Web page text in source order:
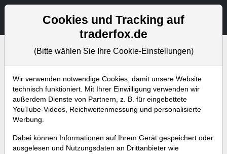
Aktien- und Artikelsuche
Bevorstehende Webinare Alle Aufzeichnungen
Cookies und Tracking auf
traderfox.de
(Bitte wählen Sie Ihre Cookie-Einstellungen)
Wir verwenden notwendige Cookies, damit unsere Website
technisch funktioniert. Mit Ihrer Einwilligung verwenden wir
außerdem Dienste von Partnern, z. B. für eingebettete
YouTube-Videos, Reichweitenmessung und personalisierte
Werbung.
Dabei können Informationen auf Ihrem Gerät gespeichert oder
ausgelesen und Nutzungsdaten an Drittanbieter wie